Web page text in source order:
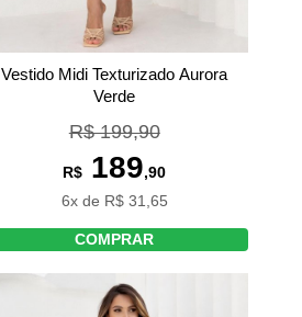
Vestido Midi Texturizado Aurora
Verde
R$ 199,90
R$ 189,90
6x de R$ 31,65
COMPRAR